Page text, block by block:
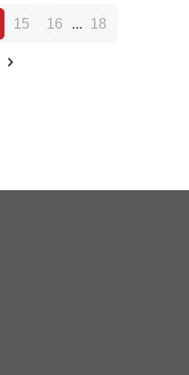
15 16 ... 18